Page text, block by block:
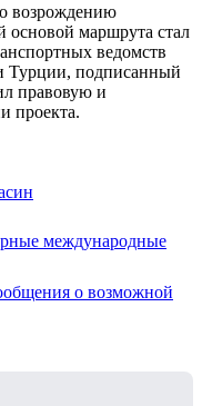
возрождению
маршрута стал
ведомств
Турции, подписанный
правовую и
проекта.
международные
о возможной